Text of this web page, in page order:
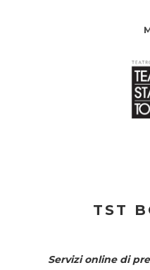
TST
Servizi online di